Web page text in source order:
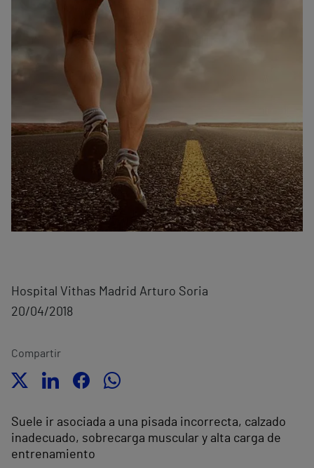
Hospital Vithas Madrid Arturo Soria
20/04/2018
Compartir
Suele ir asociada a una pisada incorrecta, calzado
inadecuado, sobrecarga muscular y alta carga de
entrenamiento